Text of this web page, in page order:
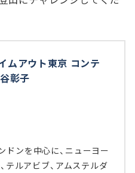
ムアウト東京 コンテ
彰子
ドンを中心に、ニューヨー
テルアビブ、アムステルダ